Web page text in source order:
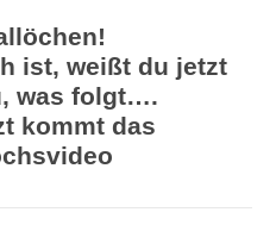
ist, weißt du jetzt
was folgt….
kommt das